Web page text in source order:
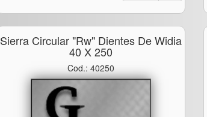
Sierra Circular "rw" Dientes De Widia
40 X 250
Cod.: 40250